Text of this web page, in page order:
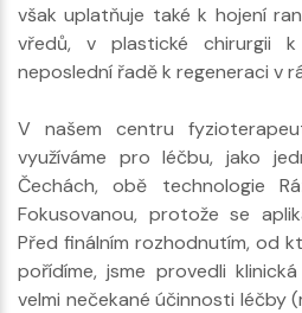
však uplatňuje také k hojení
vředů, v plastické chirurgii
neposlední řadě k regeneraci v
V našem centru
využíváme pro léčbu, jako
Čechách, obě technologie
Fokusovanou, protože se
Před finálním rozhodnutím, od
pořídíme, jsme provedli
velmi nečekané účinnosti léčby